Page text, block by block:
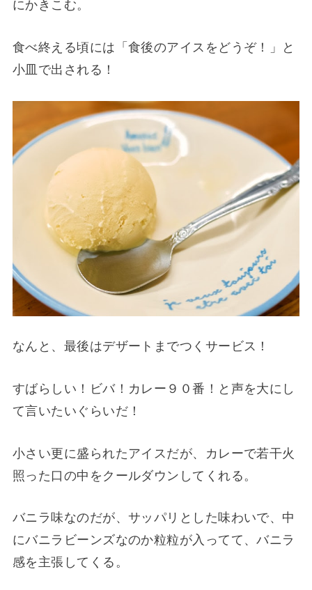
にかきこむ。
食べ終える頃には「食後のアイスをどうぞ！」と
小皿で出される！
なんと、最後はデザートまでつくサービス！
すばらしい！ビバ！カレー９０番！と声を大にし
て言いたいぐらいだ！
小さい更に盛られたアイスだが、カレーで若干火
照った口の中をクールダウンしてくれる。
バニラ味なのだが、サッパリとした味わいで、中
にバニラビーンズなのか粒粒が入ってて、バニラ
感を主張してくる。